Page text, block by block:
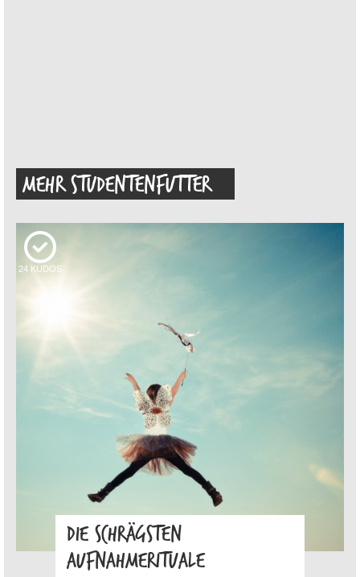
MEHR STUDENTENFUTTER
24 KUDOS
DIE SCHRÄGSTEN
AUFNAHMERITUALE